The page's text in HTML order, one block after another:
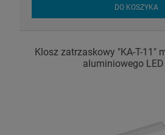
DO KOSZYKA
Klosz zatrzaskowy "KA-T-11"
aluminiowego